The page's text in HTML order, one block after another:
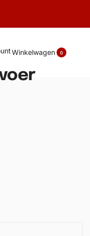
Winkelwagen 0